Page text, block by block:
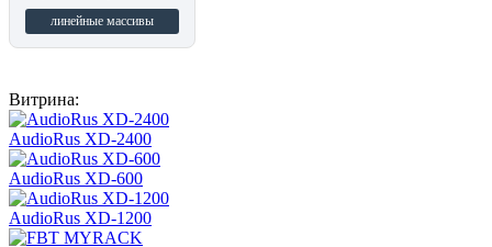
линейные массивы
Витрина:
AudioRus XD-2400
AudioRus XD-600
AudioRus XD-1200